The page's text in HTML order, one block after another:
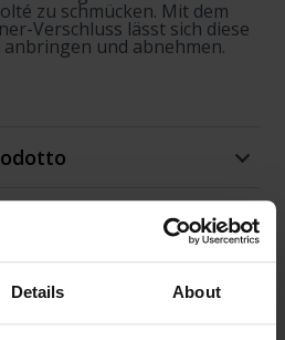
Details About
zu schmücken. Mit dem
Verschluss lässt sich diese
und abnehmen.